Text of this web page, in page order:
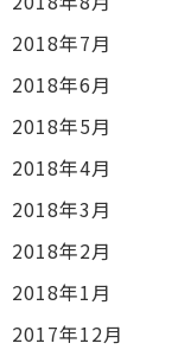
2018年7月
2018年6月
2018年5月
2018年4月
2018年3月
2018年2月
2018年1月
2017年12月